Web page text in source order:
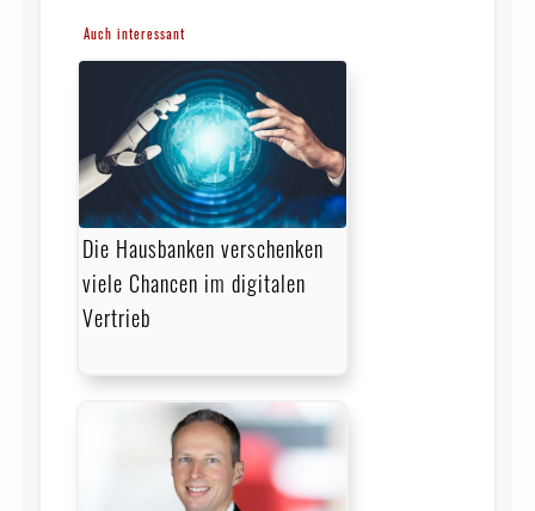
Auch interessant
Die Hausbanken verschenken
viele Chancen im digitalen
Vertrieb